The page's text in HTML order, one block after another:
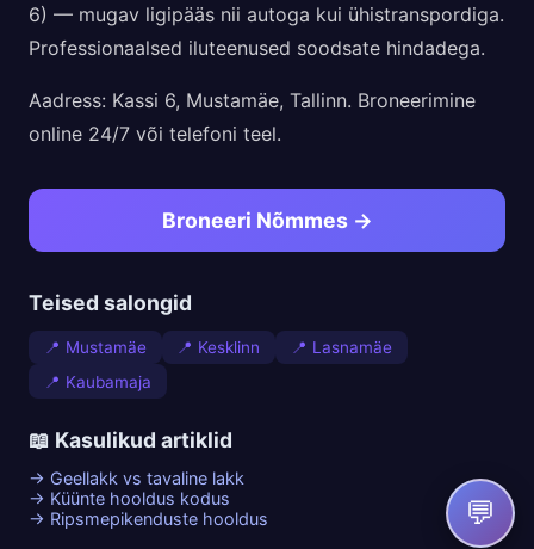
6) — mugav ligipääs nii autoga kui ühistranspordiga.
Professionaalsed iluteenused soodsate hindadega.
Aadress: Kassi 6, Mustamäe, Tallinn. Broneerimine
online 24/7 või telefoni teel.
Broneeri Nõmmes →
Teised salongid
📍 Mustamäe 📍 Kesklinn
📍 Lasnamäe
📍 Kaubamaja
📖 Kasulikud artiklid
→ Geellakk vs tavaline lakk
→ Küünte hooldus kodus
→ Ripsmepikenduste hooldus
💬